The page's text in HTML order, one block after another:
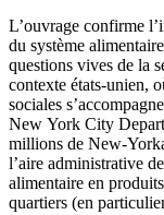
L’ouvrage confirme
du système
questions vives de la
contexte états-unien,
sociales
New York City
millions de New-
l’aire administrative
alimentaire en
quartiers (en